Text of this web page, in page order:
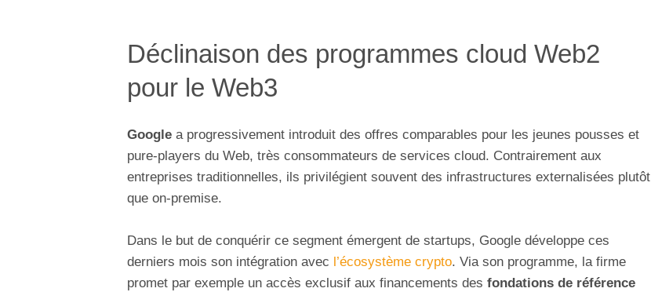
Déclinaison des programmes cloud Web2
pour le Web3
Google a progressivement introduit des offres comparables pour les jeunes pousses et
pure-players du Web, très consommateurs de services cloud. Contrairement aux
entreprises traditionnelles, ils privilégient souvent des infrastructures externalisées plutôt
que on-premise.
Dans le but de conquérir ce segment émergent de startups, Google développe ces
derniers mois son intégration avec l’écosystème crypto. Via son programme, la firme
promet par exemple un accès exclusif aux financements des fondations de référence